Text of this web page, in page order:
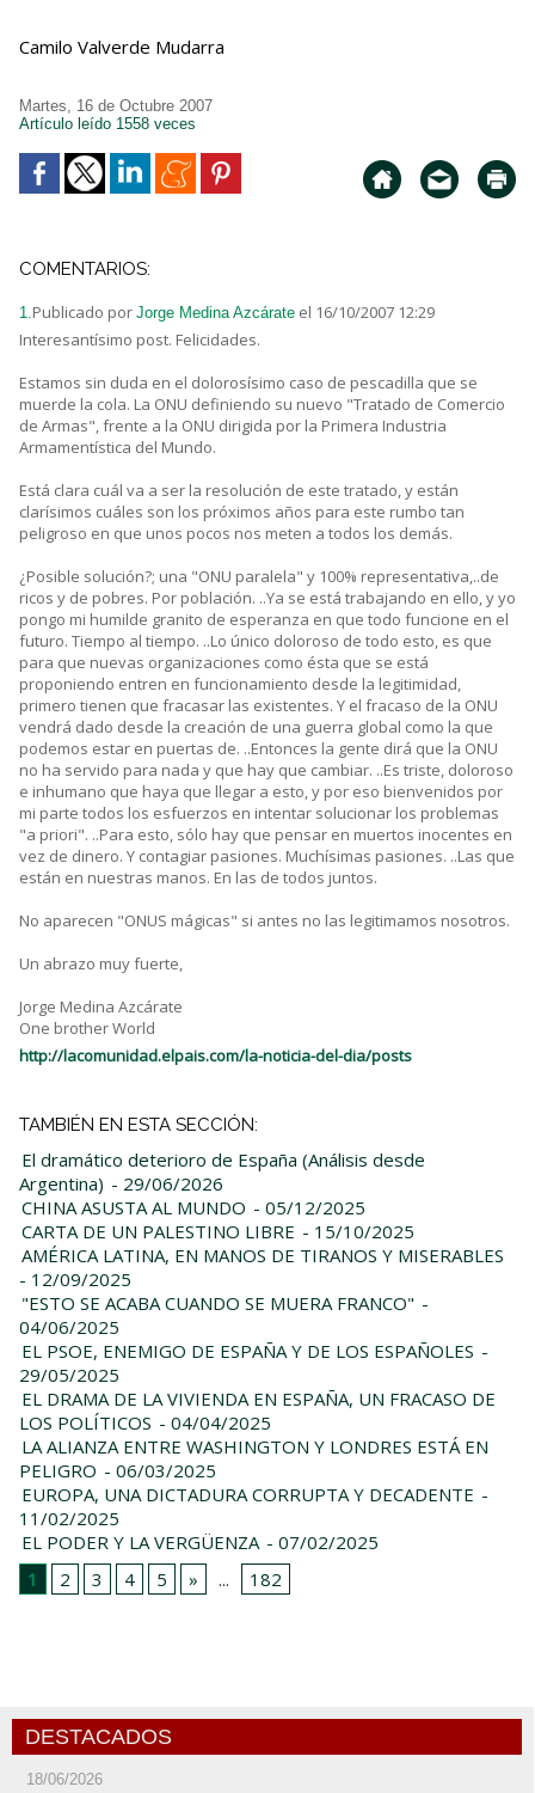
Camilo Valverde Mudarra
Martes, 16 de Octubre 2007
Artículo leído 1558 veces
COMENTARIOS:
1.Publicado por Jorge Medina Azcárate el 16/10/2007 12:29
Interesantísimo post. Felicidades.
Estamos sin duda en el dolorosísimo caso de pescadilla que se
muerde la cola. La ONU definiendo su nuevo "Tratado de Comercio
de Armas", frente a la ONU dirigida por la Primera Industria
Armamentística del Mundo.
Está clara cuál va a ser la resolución de este tratado, y están
clarísimos cuáles son los próximos años para este rumbo tan
peligroso en que unos pocos nos meten a todos los demás.
¿Posible solución?; una "ONU paralela" y 100% representativa,..de
ricos y de pobres. Por población. ..Ya se está trabajando en ello, y yo
pongo mi humilde granito de esperanza en que todo funcione en el
futuro. Tiempo al tiempo. ..Lo único doloroso de todo esto, es que
para que nuevas organizaciones como ésta que se está
proponiendo entren en funcionamiento desde la legitimidad,
primero tienen que fracasar las existentes. Y el fracaso de la ONU
vendrá dado desde la creación de una guerra global como la que
podemos estar en puertas de. ..Entonces la gente dirá que la ONU
no ha servido para nada y que hay que cambiar. ..Es triste, doloroso
e inhumano que haya que llegar a esto, y por eso bienvenidos por
mi parte todos los esfuerzos en intentar solucionar los problemas
"a priori". ..Para esto, sólo hay que pensar en muertos inocentes en
vez de dinero. Y contagiar pasiones. Muchísimas pasiones. ..Las que
están en nuestras manos. En las de todos juntos.
No aparecen "ONUS mágicas" si antes no las legitimamos nosotros.
Un abrazo muy fuerte,
Jorge Medina Azcárate
One brother World
http://lacomunidad.elpais.com/la-noticia-del-dia/posts
TAMBIÉN EN ESTA SECCIÓN:
El dramático deterioro de España (Análisis desde
Argentina) - 29/06/2026
CHINA ASUSTA AL MUNDO - 05/12/2025
CARTA DE UN PALESTINO LIBRE - 15/10/2025
AMÉRICA LATINA, EN MANOS DE TIRANOS Y MISERABLES
- 12/09/2025
"ESTO SE ACABA CUANDO SE MUERA FRANCO" -
04/06/2025
EL PSOE, ENEMIGO DE ESPAÑA Y DE LOS ESPAÑOLES -
29/05/2025
EL DRAMA DE LA VIVIENDA EN ESPAÑA, UN FRACASO DE
LOS POLÍTICOS - 04/04/2025
LA ALIANZA ENTRE WASHINGTON Y LONDRES ESTÁ EN
PELIGRO - 06/03/2025
EUROPA, UNA DICTADURA CORRUPTA Y DECADENTE -
11/02/2025
EL PODER Y LA VERGÜENZA - 07/02/2025
1
2 3 4 5 » ... 182
DESTACADOS
18/06/2026